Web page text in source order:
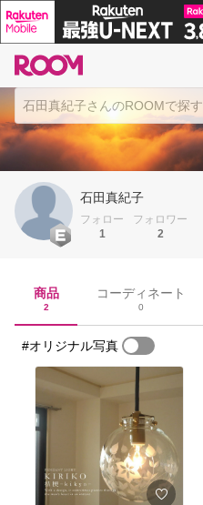
石田真紀子
フォロー
1
フォロワー
2
商品
2
コーディネート
0
#オリジナル写真